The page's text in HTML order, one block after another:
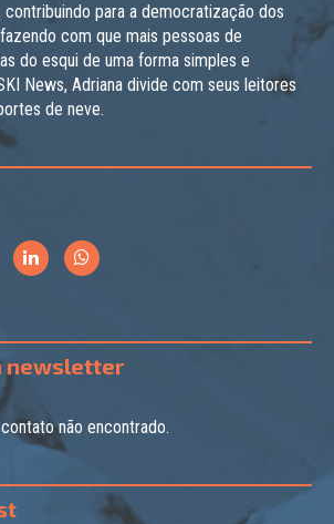
para a democratização dos
com que mais pessoas de
do esqui de uma forma simples e
News, Adriana divide com seus leitores
de neve.
newsletter
não encontrado.